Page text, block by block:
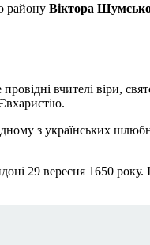
району Віктора
вчителі віри,
з українських
29 вересня 1650 року.